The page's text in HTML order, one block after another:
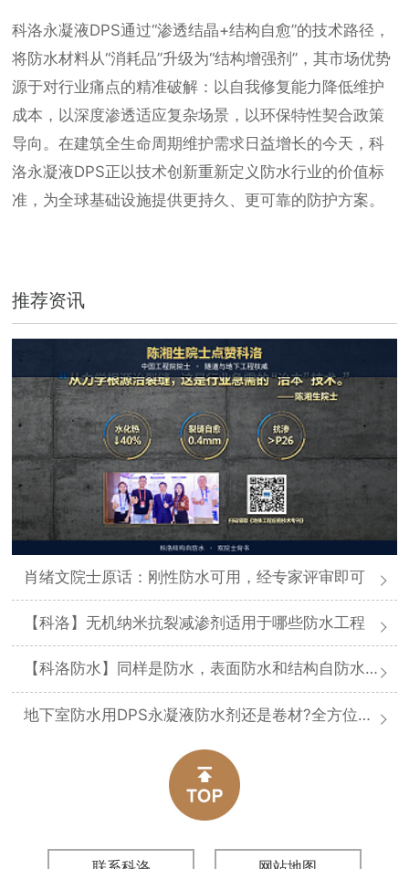
科洛永凝液DPS通过“渗透结晶+结构自愈”的技术路径，
将防水材料从“消耗品”升级为“结构增强剂”，其市场优势
源于对行业痛点的精准破解：以自我修复能力降低维护
成本，以深度渗透适应复杂场景，以环保特性契合政策
导向。在建筑全生命周期维护需求日益增长的今天，科
洛永凝液DPS正以技术创新重新定义防水行业的价值标
准，为全球基础设施提供更持久、更可靠的防护方案。
推荐资讯
肖绪文院士原话：刚性防水可用，经专家评审即可
【科洛】无机纳米抗裂减渗剂适用于哪些防水工程
【科洛防水】同样是防水，表面防水和结构自防水差在哪
地下室防水用DPS永凝液防水剂还是卷材?全方位对比分析